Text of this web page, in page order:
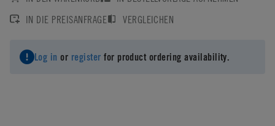
IN DIE PREISANFRAGE
VERGLEICHEN
Log in or register for product ordering availability.